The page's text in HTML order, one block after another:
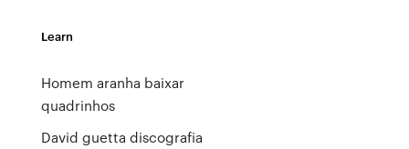
Learn
Homem aranha baixar
quadrinhos
David guetta discografia